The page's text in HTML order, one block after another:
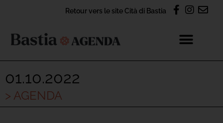
Retour vers le site Cità di Bastia
01.10.2022
> AGENDA